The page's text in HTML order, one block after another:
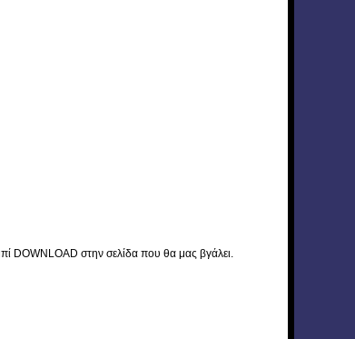
DOWNLOAD στην σελίδα που θα μας βγάλει.